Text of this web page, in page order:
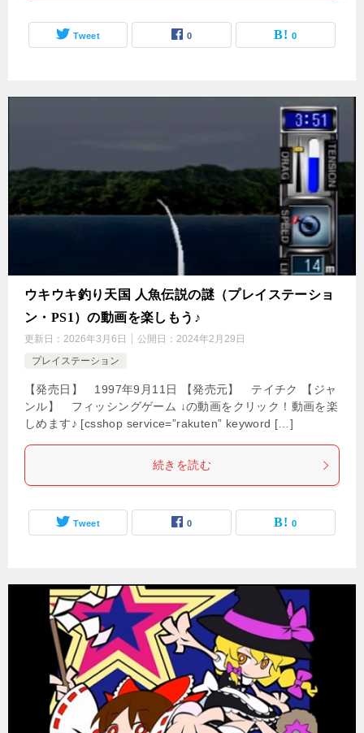
Tweet 0 0
ウキウキ釣り天国 人魚伝説の謎（プレイステーショ
ン・PS1）の動画を楽しもう♪
更新日： 2026年3月6日 公開日： 2024年2月29日
プレイステーション
【発売日】 1997年9月11日 【発売元】 テイチク 【ジャ
ンル】 フィッシングゲーム ↓の動画をクリック！動画を楽
しめます♪ [csshop service=”rakuten” keyword […]
続きを読む
Tweet 0 0